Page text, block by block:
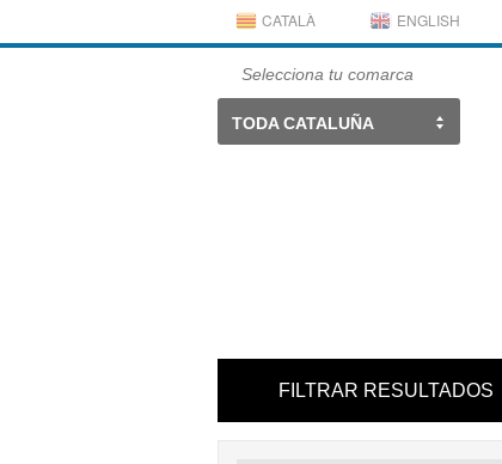
CATALÀ ENGLISH
Selecciona tu comarca
TODA CATALUÑA
FILTRAR RESULTADOS